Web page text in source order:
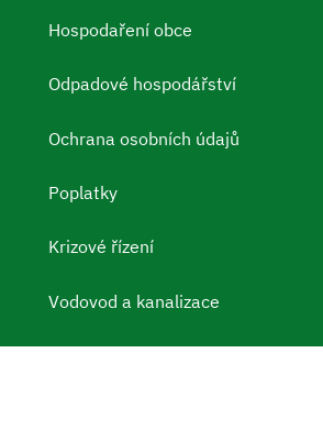
Hospodaření obce
Odpadové hospodářství
Ochrana osobních údajů
Poplatky
Krizové řízení
Vodovod a kanalizace